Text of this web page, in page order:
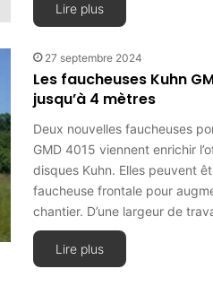
Lire plus
27 septembre 2024
Les faucheuses Kuhn
jusqu’à 4 mètres
Deux nouvelles faucheuses
GMD 4015 viennent enrichir
disques Kuhn. Elles peuvent
faucheuse frontale pour
chantier. D’une largeur de
Lire plus